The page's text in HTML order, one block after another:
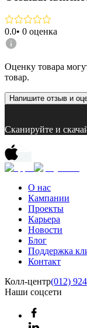
0.0• 0 оценка
Оценку товара
товар.
Напишите отзыв и
Сканируйте и
О нас
Кампании
Проекты
Карьера
Новости
Блог
Поддержка
Контакт
Колл-центр(012) 924
Наши соцсети